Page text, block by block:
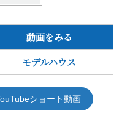
動画をみる
モデルハウス
ショート動画